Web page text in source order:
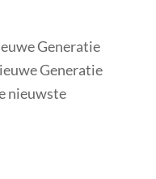
Generatie
Generatie
nieuwste